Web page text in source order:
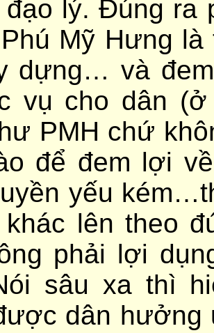
lý. Đúng ra
Mỹ Hưng là
dựng… và
vụ cho dân
PMH chứ
để đem lợi
yếu
lên theo
phải lợi
sâu xa thì
dân